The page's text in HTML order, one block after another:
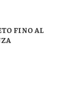
FINO AL